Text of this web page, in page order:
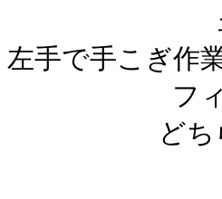
左手で手こぎ作
フ
ど